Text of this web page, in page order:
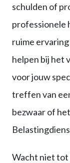
schulden of
professionele
ruime
helpen bij het
voor jouw
treffen van
bezwaar of
Wacht niet tot